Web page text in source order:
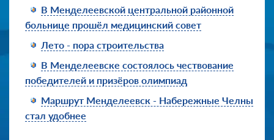
В Менделеевской центральной районной
больнице прошёл медицинский совет
Лето - пора строительства
В Менделеевске состоялось чествование
победителей и призёров олимпиад
Маршрут Менделеевск - Набережные Челны
стал удобнее